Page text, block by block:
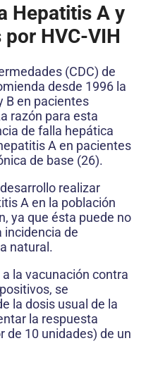
Hepatitis A y
HVC-VIH
(CDC) de
desde 1996 la
B en pacientes
razón para esta
de falla hepática
A en pacientes
de base (26).
realizar
A en la población
ya que ésta puede no
incidencia de
natural.
la vacunación contra
se
la dosis usual de la
la respuesta
de 10 unidades) de un